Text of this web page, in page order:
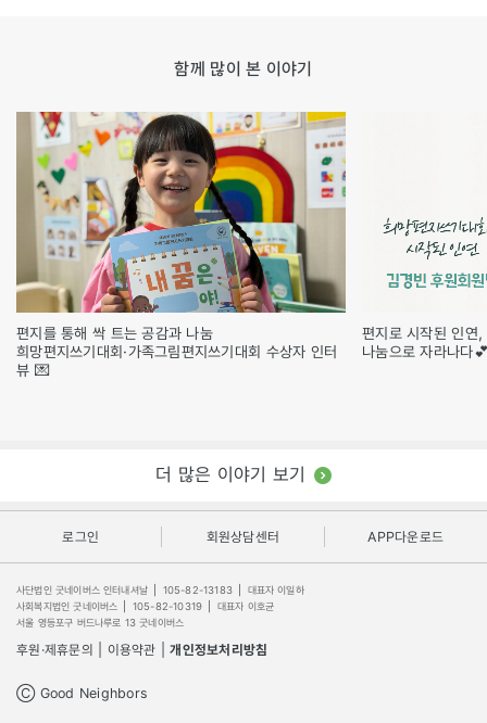
함께 많이 본 이야기
편지를 통해 싹 트는 공감과 나눔
희망편지쓰기대회·가족그림편지쓰기대회 수상자 인터
뷰 💌
편지로 시작된 인연,
나눔으로 자라나다
더 많은 이야기 보기
로그인 회원상담센터 APP다운로드
사단법인 굿네이버스 인터내셔날 105-82-13183
대표자 이일하
사회복지법인 굿네이버스
105-82-10319
대표자 이호균
서울 영등포구 버드나루로 13 굿네이버스
후원·제휴문의 이용약관 개인정보처리방침
Ⓒ Good Neighbors